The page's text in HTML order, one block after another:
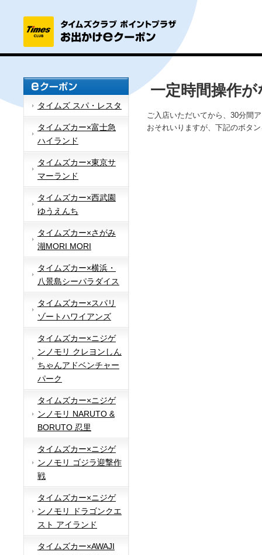
タイムズ スパ・レスタ
タイムズカー×富士急
ハイランド
タイムズカー×東京サ
マーランド
タイムズカー×西武園
ゆうえんち
タイムズカー×さがみ
湖MORI MORI
タイムズカー×横浜・
八景島シーパラダイス
タイムズカー×スパリ
ゾートハワイアンズ
タイムズカー×ニジゲ
ンノモリ クレヨンしん
ちゃんアドベンチャー
パーク
タイムズカー×ニジゲ
ンノモリ NARUTO &
BORUTO 忍里
タイムズカー×ニジゲ
ンノモリ ゴジラ迎撃作
戦
タイムズカー×ニジゲ
ンノモリ ドラゴンクエ
スト アイランド
タイムズカー×AWAJI
一定時間操作
ご入店いただいてから、30分間
おそれいりますが、下記のボタ